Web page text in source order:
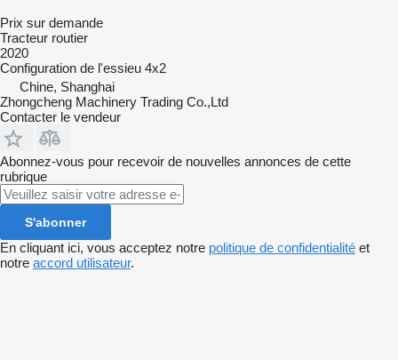
Prix sur demande
Tracteur routier
2020
Configuration de l'essieu 4x2
Chine, Shanghai
Zhongcheng Machinery Trading Co.,Ltd
Contacter le vendeur
Abonnez-vous pour recevoir de nouvelles annonces de cette
rubrique
S'abonner
En cliquant ici, vous acceptez notre politique de confidentialité et
notre accord utilisateur.